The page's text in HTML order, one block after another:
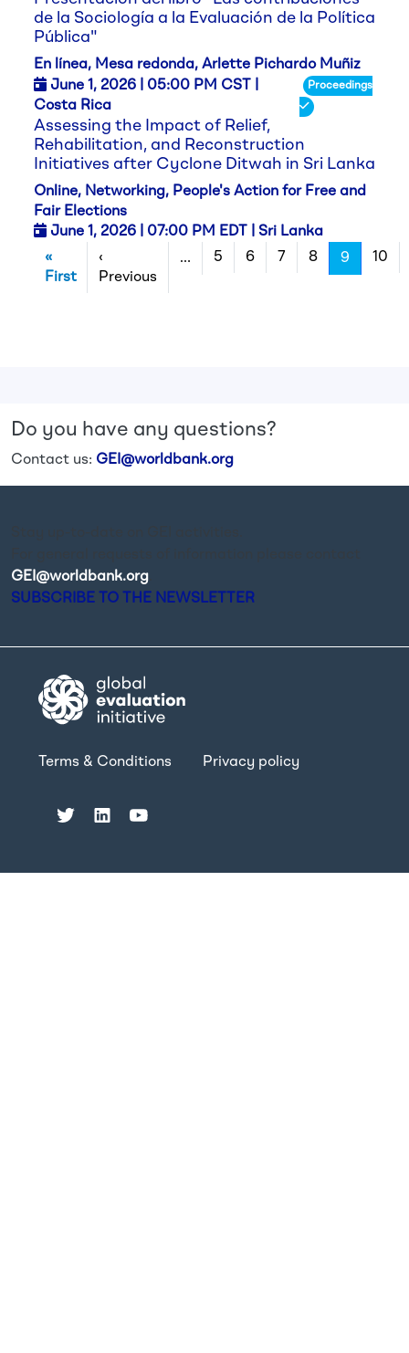
de la Sociología a la Evaluación de la Política
Pública"
En línea, Mesa redonda, Arlette Pichardo Muñiz
June 1, 2026 | 05:00 PM CST |
Costa Rica
Proceedings
Assessing the Impact of Relief,
Rehabilitation, and Reconstruction
Initiatives after Cyclone Ditwah in Sri Lanka
Online, Networking, People's Action for Free and
Fair Elections
June 1, 2026 | 07:00 PM EDT | Sri Lanka
Paginação
«
FirstPrimeira página
‹
Previous Página anterior
… 5 6 7 8 9 10
Do you have any questions?
Contact us: GEI@worldbank.org
GEI@worldbank.org
SUBSCRIBE TO THE NEWSLETTER
Terms & Conditions Privacy policy